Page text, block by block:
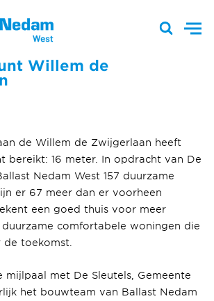
Willem de
de Willem de Zwijgerlaan heeft
bereikt: 16 meter. In opdracht van De
Nedam West 157 duurzame
er 67 meer dan er voorheen
een goed thuis voor meer
duurzame comfortabele woningen die
de toekomst.
mijlpaal met De Sleutels, Gemeente
het bouwteam van Ballast Nedam